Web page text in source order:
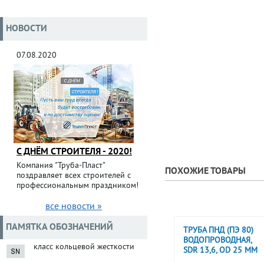
ПОХОЖИЕ ТОВАРЫ
ТРУБА ПНД (ПЭ 80)
ВОДОПРОВОДНАЯ,
SDR 13,6, OD 25 ММ
НОВОСТИ
07.08.2020
С ДНЁМ СТРОИТЕЛЯ - 2020!
Компания "Труба-Пласт"
поздравляет всех строителей с
профессиональным праздником!
все новости »
ПАМЯТКА ОБОЗНАЧЕНИЙ
класс кольцевой жесткости